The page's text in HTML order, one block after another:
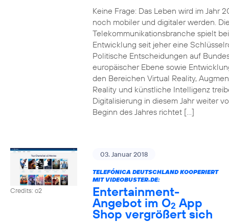
Keine Frage: Das Leben wird im Jahr
noch mobiler und digitaler werden.
Telekommunikationsbranche spielt
Entwicklung seit jeher eine
Politische Entscheidungen auf
europäischer Ebene sowie
den Bereichen Virtual Reality,
Reality und künstliche Intelligenz
Digitalisierung in diesem Jahr weiter
Beginn des Jahres richtet […]
Credits: o2
03. Januar 2018
TELEFÓNICA DEUTSCHLAND KOOPERIERT
MIT VIDEOBUSTER.DE:
Entertainment-
Angebot im O2 App
Shop vergrößert sich